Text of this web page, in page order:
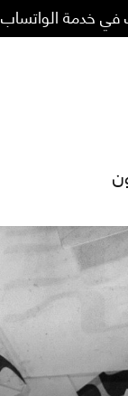
في خدمة الواتساب